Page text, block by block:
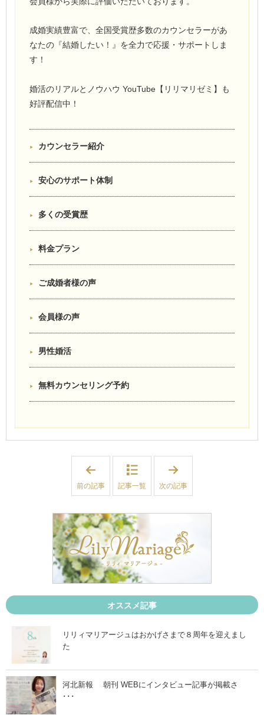
成婚実績豊富で、全国受賞歴多数のカウンセラーがあ
なたの『結婚したい！』を全力で応援・サポートしま
す！
婚活のリアルとノウハウ YouTube【リリマリゼミ】も
好評配信中！
カウンセラー紹介
安心のサポート体制
多くの受賞歴
料金プラン
ご成婚者様の声
会員様の声
男性婚活
無料カウンセリング予約
か
の
正
解
で
は
な
く
自
分
っ
方
を
」
前の記事 記事一覧
性
援
開
す
次の記事
オススメ記事
リリィマリアージュはおかげさまで８周年を迎えまし
た
河北新報 朝刊 WEBにインタビュー記事が掲載さ
･･･